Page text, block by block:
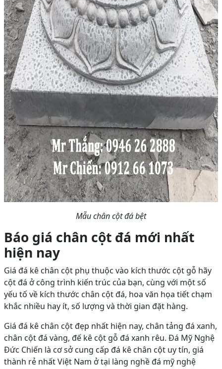
Mẫu chân cột đá bệt
Báo giá chân cột đá mới nhất
hiện nay
Giá đá kê chân cột phụ thuộc vào kích thước cột gỗ hãy
cột đá ở công trình kiến trúc của bạn, cùng với một số
yếu tố về kích thước chân cột đá, hoa văn họa tiết chạm
khắc nhiều hay ít, số lượng và thời gian đặt hàng.
Giá đá kê chân cột đẹp nhất hiện nay, chân tảng đá xanh,
chân cột đá vàng, đế kê cột gỗ đá xanh rêu. Đá Mỹ Nghệ
Đức Chiến là cơ sở cung cấp đá kê chân cột uy tín, giá
thành rẻ nhất Việt Nam ở tại làng nghề đá mỹ nghệ